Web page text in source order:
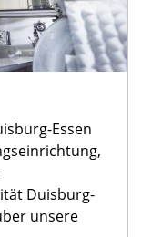
Essen
Duisburg-
unsere